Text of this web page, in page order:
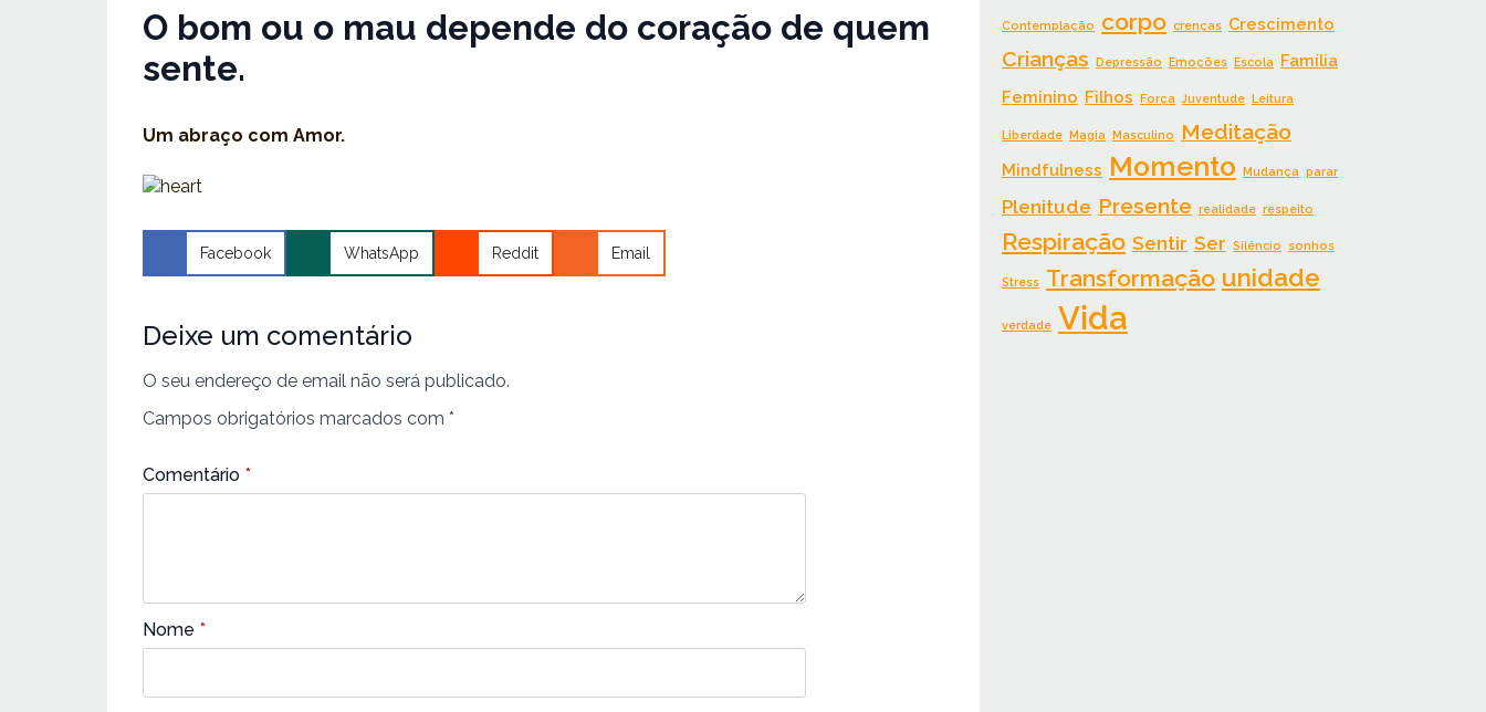
O bom ou o mau depende do coração de quem
sente.
Um abraço com Amor.
Facebook WhatsApp Reddit Email
Deixe um comentário
O seu endereço de email não será publicado.
Campos obrigatórios marcados com *
Comentário *
Nome *
Contemplação corpo crenças Crescimento
Crianças Depressão Emoções Escola
Família
Feminino Filhos Força Juventude Leitura
Liberdade Magia Masculino Meditação
Mindfulness Momento Mudança parar
Plenitude Presente realidade respeito
Respiração Sentir Ser Silêncio sonhos
Stress Transformação unidade
verdade Vida